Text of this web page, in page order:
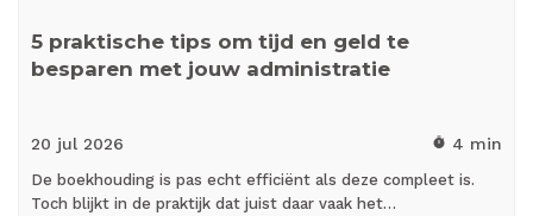
5 praktische tips om tijd en geld te
besparen met jouw administratie
20 jul 2026 timer 4 min
De boekhouding is pas echt efficiënt als deze compleet is.
Toch blijkt in de praktijk dat juist daar vaak het…